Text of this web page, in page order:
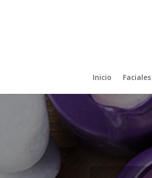
Inicio Faciales